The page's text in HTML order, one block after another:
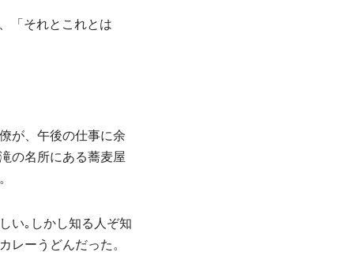
「それとこれとは
が、午後の仕事に余
の名所にある蕎麦屋
い｡しかし知る人ぞ知
レーうどんだった。